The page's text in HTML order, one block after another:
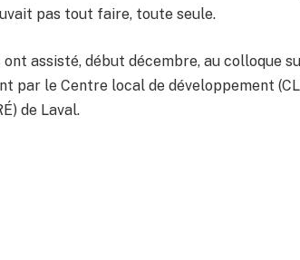
pas tout faire, toute seule.
ont assisté, début décembre, au colloque
par le Centre local de développement
de Laval.